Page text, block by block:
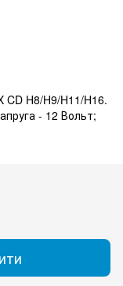
H8/H9/H11/H16.
- 12 Вольт;